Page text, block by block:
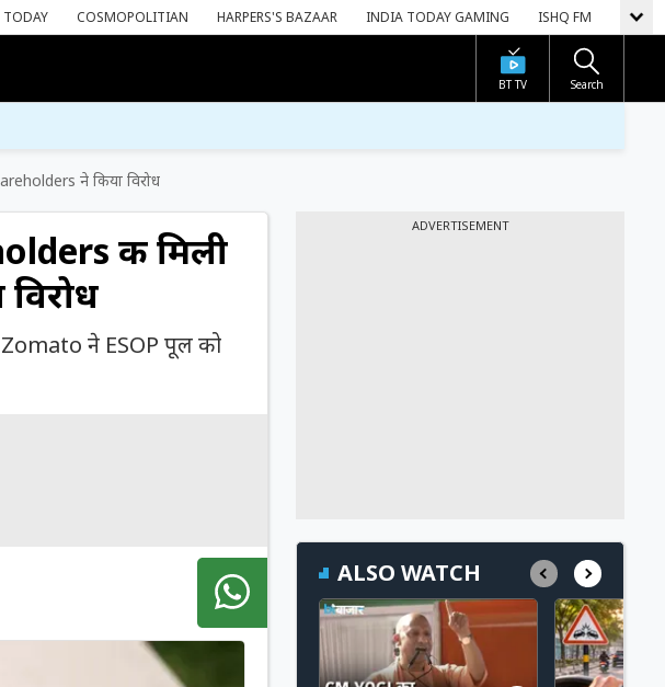
TODAY COSMOPOLITIAN HARPERS'S BAZAAR INDIA TODAY GAMING ISHQ FM
BT TV Search
ने किया विरोध
की मिली
Zomato ने ESOP पूल को
ADVERTISEMENT
ALSO WATCH